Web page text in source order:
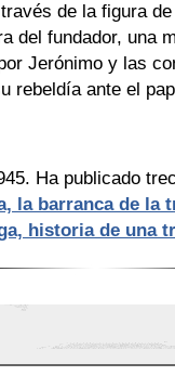
de la figura
del fundador, una
Jerónimo y las
rebeldía ante el
Ha publicado
la barranca de la
historia de una